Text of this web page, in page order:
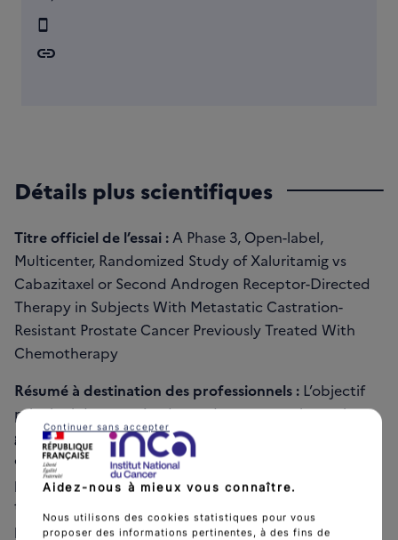
link
Détails plus scientifiques
Titre officiel de l’essai : A Phase 3, Open-label,
Multicenter, Randomized Study of Xaluritamig vs
Cabazitaxel or Second Androgen Receptor-Directed
Therapy in Subjects With Metastatic Castration-
Resistant Prostate Cancer Previously Treated With
Chemotherapy
Résumé à destination des professionnels : L’objectif
principal de cette étude est de comparer la survie
globale des participants recevant du xaluritamig à
celle des participants recevant le traitement choisi
par l’investigateur (cabazitaxel ou deuxième
traitement anti-androgénique). - Bras A : les
participants atteints d’un cancer de la prostate
Aidez-nous à mieux vous connaître.
Nous utilisons des cookies statistiques pour vous
proposer des informations pertinentes, à des fins de
Continuer sans accepter